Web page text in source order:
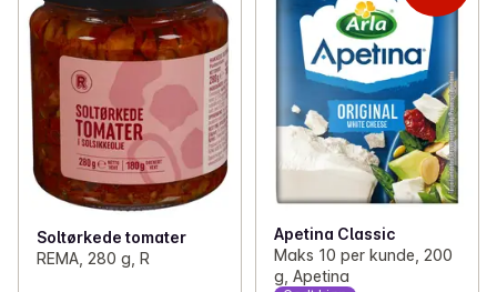
Soltørkede tomater
REMA, 280 g, R
Apetina Classic
Maks 10 per kunde, 200
g, Apetina